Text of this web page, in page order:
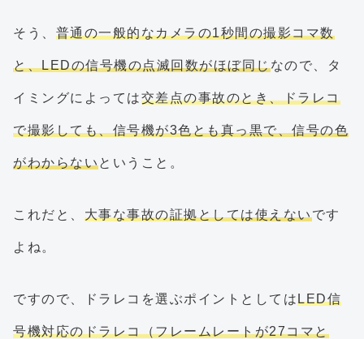
そう、 普通の一般的なカメラの1秒間の撮影コマ数
と、LEDの信号機の点滅回数がほぼ同じなので、タ
イミングによっては交差点の事故のとき、ドラレコ
で撮影しても、信号機が3色とも真っ黒で、信号の色
がわからないということ。
これだと、 大事な事故の証拠としては使えないです
よね。
ですので、ドラレコを選ぶポイントとしてはLED信
号機対応のドラレコ（フレームレートが27コマと